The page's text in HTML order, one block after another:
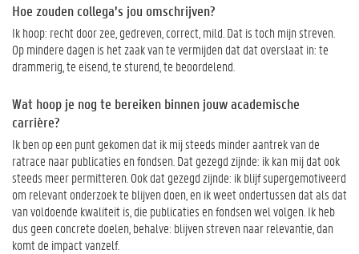
Hoe zouden collega’s jou omschrijven?
Ik hoop: recht door zee, gedreven, correct, mild. Dat is toch mijn streven.
Op mindere dagen is het zaak van te vermijden dat dat overslaat in: te
drammerig, te eisend, te sturend, te beoordelend.
Wat hoop je nog te bereiken binnen jouw academische
carrière?
Ik ben op een punt gekomen dat ik mij steeds minder aantrek van de
ratrace naar publicaties en fondsen. Dat gezegd zijnde: ik kan mij dat ook
steeds meer permitteren. Ook dat gezegd zijnde: ik blijf supergemotiveerd
om relevant onderzoek te blijven doen, en ik weet ondertussen dat als dat
van voldoende kwaliteit is, die publicaties en fondsen wel volgen. Ik heb
dus geen concrete doelen, behalve: blijven streven naar relevantie, dan
komt de impact vanzelf.